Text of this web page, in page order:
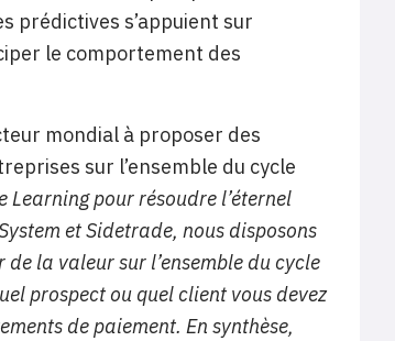
prédictives s’appuient sur
le comportement des
mondial à proposer des
sur l’ensemble du cycle
Learning pour résoudre l’éternel
et Sidetrade, nous disposons
la valeur sur l’ensemble du cycle
prospect ou quel client vous devez
de paiement. En synthèse,